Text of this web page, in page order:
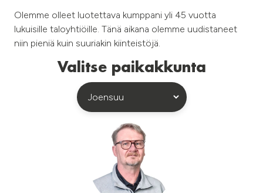
Olemme olleet luotettava kumppani yli 45 vuotta
lukuisille taloyhtiöille. Tänä aikana olemme uudistaneet
niin pieniä kuin suuriakin kiinteistöjä.
Valitse paikakkunta